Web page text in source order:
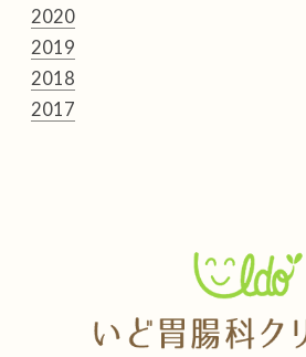
2020
2019
2018
2017